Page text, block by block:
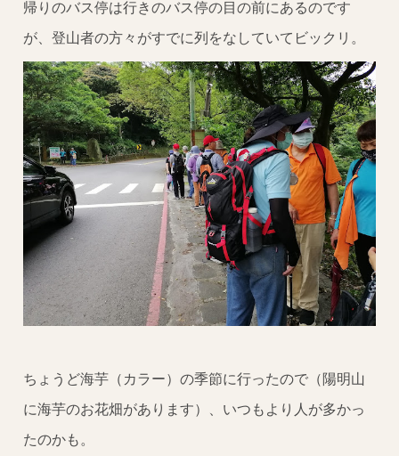
帰りのバス停は行きのバス停の目の前にあるのです
が、登山者の方々がすでに列をなしていてビックリ。
ちょうど海芋（カラー）の季節に行ったので（陽明山
に海芋のお花畑があります）、いつもより人が多かっ
たのかも。